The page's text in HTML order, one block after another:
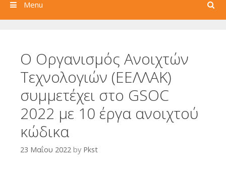
Search
Menu
Ο Οργανισμός Ανοιχτών
Τεχνολογιών (ΕΕΛΛΑΚ)
συμμετέχει στο GSOC
2022 με 10 έργα ανοιχτού
κώδικα
23 Μαΐου 2022 by Pkst